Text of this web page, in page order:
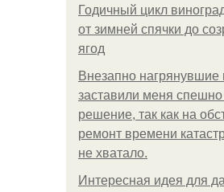
Годичный цикл
от зимней спячки до
ягод
Внезапно нагрянувшие
заставили меня спешно
решение, так как на
ремонт времени
не хватало.
Интересная идея для